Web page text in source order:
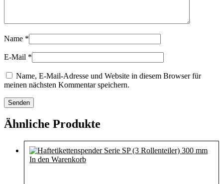
Name *
E-Mail *
Name, E-Mail-Adresse und Website in diesem Browser für
meinen nächsten Kommentar speichern.
Ähnliche Produkte
In den Warenkorb